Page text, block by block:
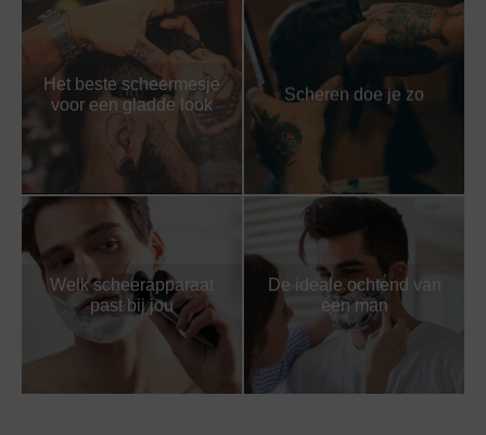
Het beste scheermesje
voor een gladde look
Scheren doe je zo
Welk scheerapparaat
past bij jou
De ideale ochtend van
een man